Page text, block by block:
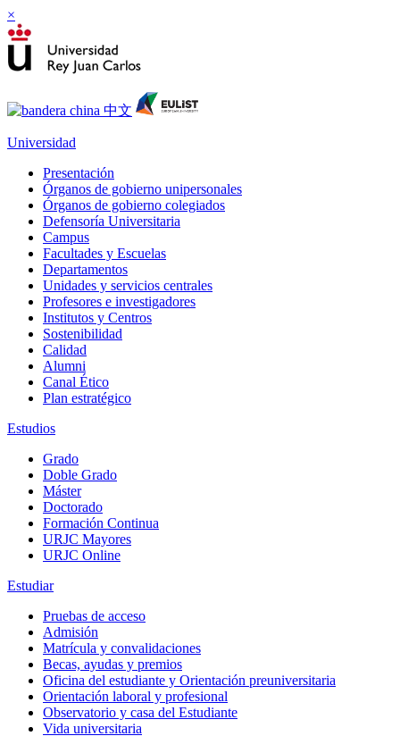
×
Universidad
Presentación
Órganos de gobierno unipersonales
Órganos de gobierno colegiados
Defensoría Universitaria
Campus
Facultades y Escuelas
Departamentos
Unidades y servicios centrales
Profesores e investigadores
Institutos y Centros
Sostenibilidad
Calidad
Alumni
Canal Ético
Plan estratégico
Estudios
Grado
Doble Grado
Máster
Doctorado
Formación Continua
URJC Mayores
URJC Online
Estudiar
Pruebas de acceso
Admisión
Matrícula y convalidaciones
Becas, ayudas y premios
Oficina del estudiante y Orientación preuniversitaria
Orientación laboral y profesional
Observatorio y casa del Estudiante
Vida universitaria